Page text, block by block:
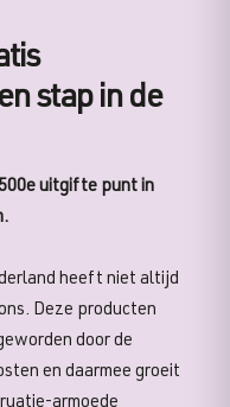
stap in de
uitgifte punt in
heeft niet altijd
Deze producten
door de
en daarmee groeit
armoede